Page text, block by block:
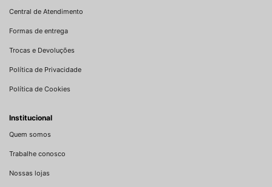
Central de Atendimento
Formas de entrega
Trocas e Devoluções
Política de Privacidade
Política de Cookies
Institucional
Quem somos
Trabalhe conosco
Nossas lojas